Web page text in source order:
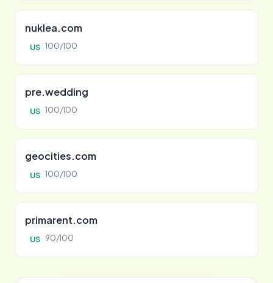
nuklea.com
US 100/100
pre.wedding
US 100/100
geocities.com
US 100/100
primarent.com
US 90/100